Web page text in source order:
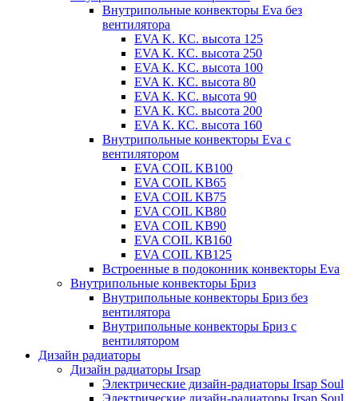
Внутрипольные конвекторы Eva без
вентилятора
EVA K. КС. высота 125
EVA К. КС. высота 250
EVA К. KС. высота 100
EVA К. КС. высота 80
EVA К. KC. высота 90
EVA К. КС. высота 200
EVA К. КС. высота 160
Внутрипольные конвекторы Eva с
вентилятором
EVA COIL KB100
EVA COIL KB65
EVA COIL KB75
EVA COIL KB80
EVA COIL KB90
EVA COIL КВ160
EVA COIL КВ125
Встроенные в подоконник конвекторы Eva
Внутрипольные конвекторы Бриз
Внутрипольные конвекторы Бриз без
вентилятора
Внутрипольные конвекторы Бриз с
вентилятором
Дизайн радиаторы
Дизайн радиаторы Irsap
Электрические дизайн-радиаторы Irsap Soul
Электрические дизайн-радиаторы Irsap Soul